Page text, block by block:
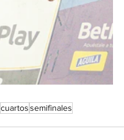
cuartossemifinales